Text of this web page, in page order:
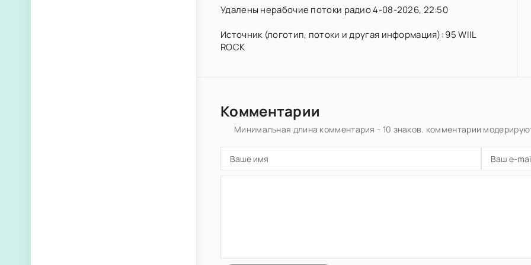
Удалены нерабочие потоки радио 4-08-2026, 22:50
Источник (логотип, потоки и другая информация): 95 WIIL
ROCK
Комментарии
Минимальная длина комментария - 10 знаков. комментарии